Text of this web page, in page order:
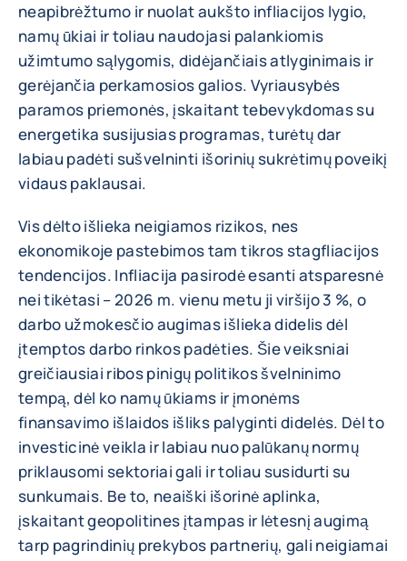
neapibrėžtumo ir nuolat aukšto infliacijos lygio,
namų ūkiai ir toliau naudojasi palankiomis
užimtumo sąlygomis, didėjančiais atlyginimais ir
gerėjančia perkamosios galios. Vyriausybės
paramos priemonės, įskaitant tebevykdomas su
energetika susijusias programas, turėtų dar
labiau padėti sušvelninti išorinių sukrėtimų poveikį
vidaus paklausai.
Vis dėlto išlieka neigiamos rizikos, nes
ekonomikoje pastebimos tam tikros stagfliacijos
tendencijos. Infliacija pasirodė esanti atsparesnė
nei tikėtasi – 2026 m. vienu metu ji viršijo 3 %, o
darbo užmokesčio augimas išlieka didelis dėl
įtemptos darbo rinkos padėties. Šie veiksniai
greičiausiai ribos pinigų politikos švelninimo
tempą, dėl ko namų ūkiams ir įmonėms
finansavimo išlaidos išliks palyginti didelės. Dėl to
investicinė veikla ir labiau nuo palūkanų normų
priklausomi sektoriai gali ir toliau susidurti su
sunkumais. Be to, neaiški išorinė aplinka,
įskaitant geopolitines įtampas ir lėtesnį augimą
tarp pagrindinių prekybos partnerių, gali neigiamai